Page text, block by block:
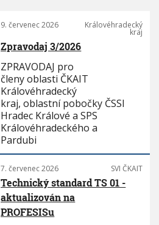
9. červenec 2026 Královéhradecký
kraj
Zpravodaj 3/2026
ZPRAVODAJ pro
členy oblasti ČKAIT
Královéhradecký
kraj, oblastní pobočky ČSSI
Hradec Králové a SPS
Královéhradeckého a
Pardubi
7. červenec 2026 SVI ČKAIT
Technický standard TS 01 -
aktualizován na
PROFESISu